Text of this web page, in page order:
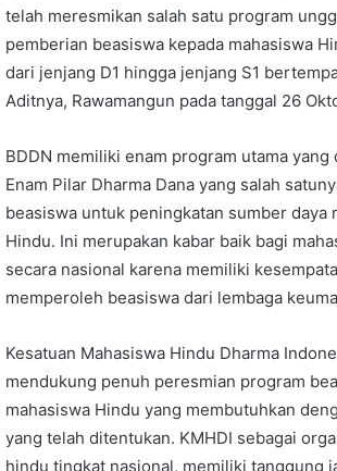
telah meresmikan salah satu program
pemberian beasiswa kepada mahasiswa
dari jenjang D1 hingga jenjang S1
Aditnya, Rawamangun pada tanggal 26
BDDN memiliki enam program utama yang
Enam Pilar Dharma Dana yang salah
beasiswa untuk peningkatan sumber daya
Hindu. Ini merupakan kabar baik bagi
secara nasional karena memiliki
memperoleh beasiswa dari lembaga
Kesatuan Mahasiswa Hindu Dharma
mendukung penuh peresmian program
mahasiswa Hindu yang membutuhkan
yang telah ditentukan. KMHDI sebagai
hindu tingkat nasional, memiliki tanggung